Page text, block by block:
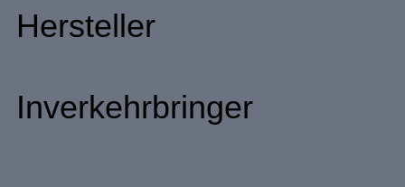
Hersteller
Inverkehrbringer